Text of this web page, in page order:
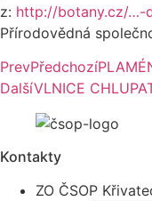
z: http://botany.cz/…-
Přírodovědná
PrevPředchozí
DalšíVLNICE
Kontakty
ZO ČSOP